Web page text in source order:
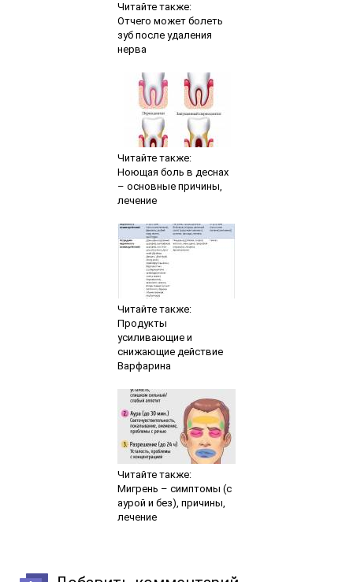
Читайте также:
Отчего может болеть
зуб после удаления
нерва
Читайте также:
Ноющая боль в деснах
– основные причины,
лечение
Читайте также:
Продукты
усиливающие и
снижающие действие
Варфарина
Читайте также:
Мигрень – симптомы (с
аурой и без), причины,
лечение